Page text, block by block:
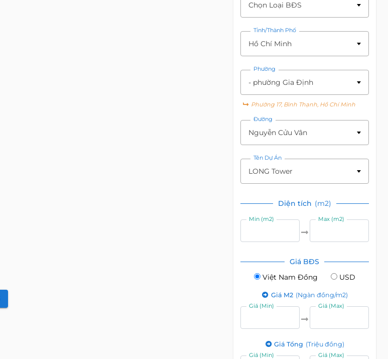
Chọn Loại BĐS
Tỉnh/Thành Phố
Hồ Chí Minh
Phường
- phường Gia Định
Phường 17, Bình Thạnh, Hồ Chí Minh
Đường
Nguyễn Cửu Vân
Tên Dự Án
LONG Tower
Diện tích (m2)
Min (m2) Max (m2)
Giá BĐS
Việt Nam Đồng
USD
Giá M2 (Ngàn đồng/m2)
Giá (Min) Giá (Max)
Giá Tổng (Triệu đồng)
Giá (Min) Giá (Max)